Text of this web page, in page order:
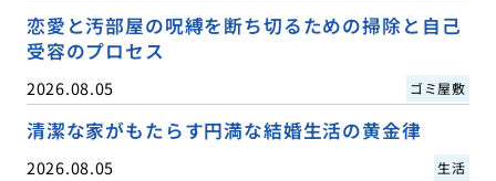
恋愛と汚部屋の呪縛を断ち切るための掃除と自己
受容のプロセス
2026.08.05 ゴミ屋敷
清潔な家がもたらす円満な結婚生活の黄金律
2026.08.05 生活